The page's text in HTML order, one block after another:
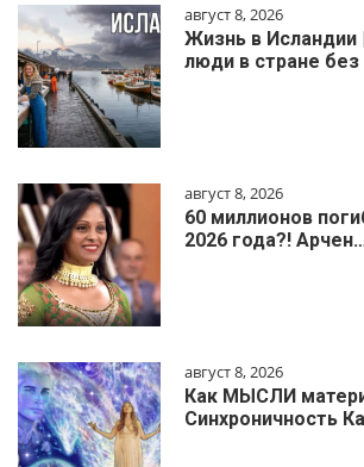
август 8, 2026
Жизнь в Исландии
люди в стране
август 8, 2026
60 миллионов
2026 года?!
август 8, 2026
Как МЫСЛИ
Синхроничность